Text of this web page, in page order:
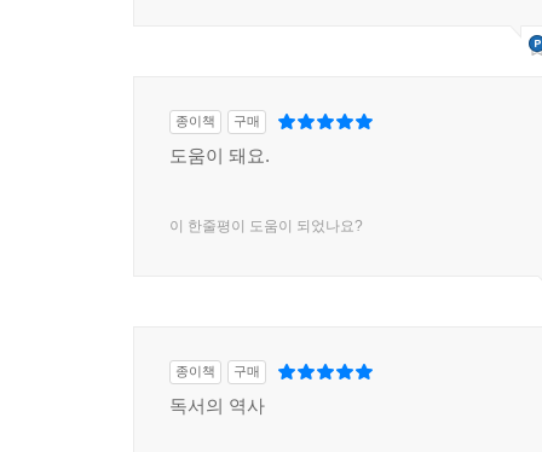
종이책 구매
도움이 돼요.
이 한줄평이 도움이 되었나요?
종이책 구매
독서의 역사